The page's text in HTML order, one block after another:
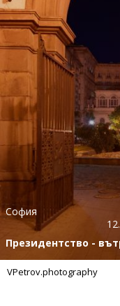
София
Президентство -
VPetrov.photography